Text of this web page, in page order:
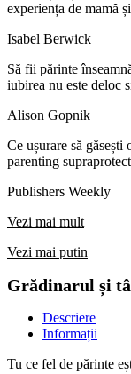
experiența de mamă
Isabel Berwick
Să fii părinte
iubirea nu este deloc
Alison Gopnik
Ce ușurare să
parenting
Publishers Weekly
Vezi mai mult
Vezi mai putin
Grădinarul și
Descriere
Informații
Tu ce fel de părinte